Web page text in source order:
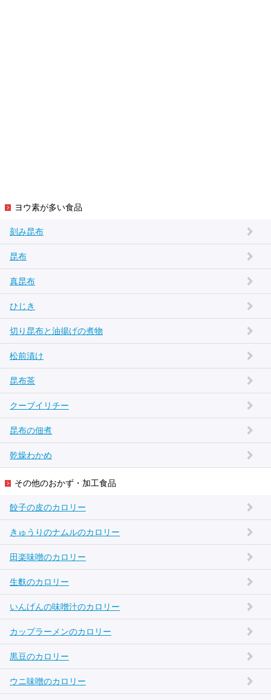
ヨウ素が多い食品
刻み昆布
昆布
真昆布
ひじき
切り昆布と油揚げの煮物
松前漬け
昆布茶
クーブイリチー
昆布の佃煮
乾燥わかめ
その他のおかず・加工食品
餃子の皮のカロリー
きゅうりのナムルのカロリー
田楽味噌のカロリー
生麩のカロリー
いんげんの味噌汁のカロリー
カップラーメンのカロリー
黒豆のカロリー
ウニ味噌のカロリー